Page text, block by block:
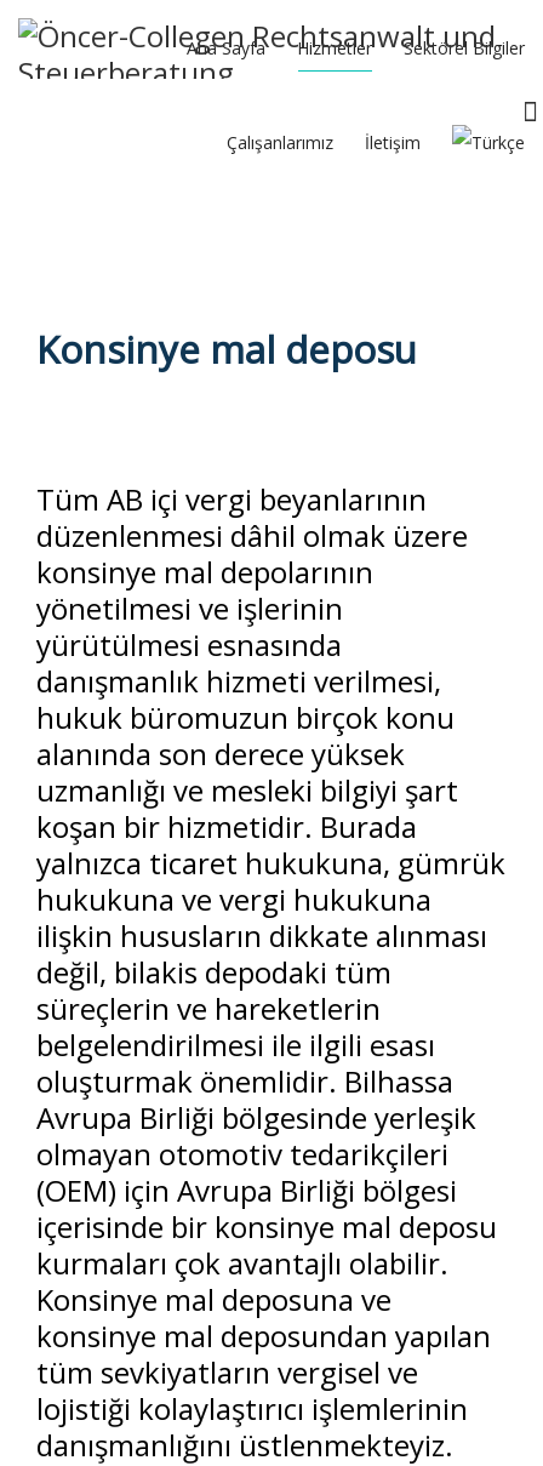
Ana Sayfa Hizmetler Sektörel Bilgiler
Çalışanlarımız İletişim
Konsinye mal deposu
Tüm AB içi vergi beyanlarının
düzenlenmesi dâhil olmak üzere
konsinye mal depolarının
yönetilmesi ve işlerinin
yürütülmesi esnasında
danışmanlık hizmeti verilmesi,
hukuk büromuzun birçok konu
alanında son derece yüksek
uzmanlığı ve mesleki bilgiyi şart
koşan bir hizmetidir. Burada
yalnızca ticaret hukukuna, gümrük
hukukuna ve vergi hukukuna
ilişkin hususların dikkate alınması
değil, bilakis depodaki tüm
süreçlerin ve hareketlerin
belgelendirilmesi ile ilgili esası
oluşturmak önemlidir. Bilhassa
Avrupa Birliği bölgesinde yerleşik
olmayan otomotiv tedarikçileri
(OEM) için Avrupa Birliği bölgesi
içerisinde bir konsinye mal deposu
kurmaları çok avantajlı olabilir.
Konsinye mal deposuna ve
konsinye mal deposundan yapılan
tüm sevkiyatların vergisel ve
lojistiği kolaylaştırıcı işlemlerinin
danışmanlığını üstlenmekteyiz.